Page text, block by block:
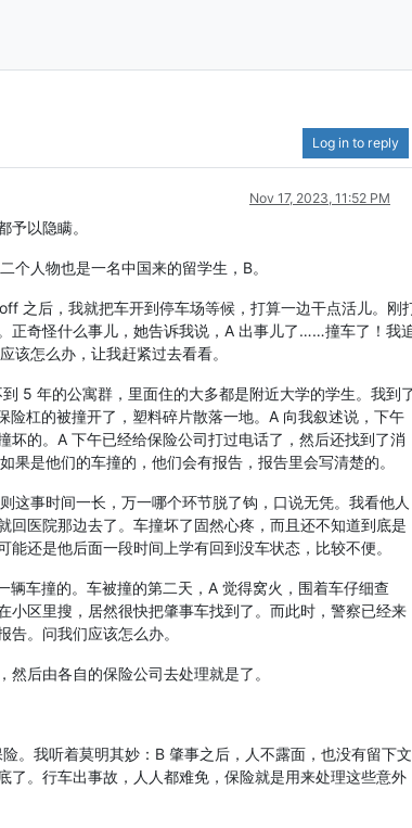
Log in to reply
Nov 17, 2023, 11:52 PM
以隐瞒。
个人物也是一名中国来的留学生，B。
之后，我就把车开到停车场等候，打算一边干点活儿。刚
正奇怪什么事儿，她告诉我说，A 出事儿了……撞车了！我
该怎么办，让我赶紧过去看看。
5 年的公寓群，里面住的大多都是附近大学的学生。我到
杠的被撞开了，塑料碎片散落一地。A 向我叙述说，下午
的。A 下午已经给保险公司打过电话了，然后还找到了消
是他们的车撞的，他们会有报告，报告里会写清楚的。
这事时间一长，万一哪个环节脱了钩，口说无凭。我看他人
医院那边去了。车撞坏了固然心疼，而且还不知道到底是
还是他后面一段时间上学有回到没车状态，比较不便。
车撞的。车被撞的第二天，A 觉得窝火，围着车仔细查
区里搜，居然很快把肇事车找到了。而此时，警察已经来
。问我们应该怎么办。
后由各自的保险公司去处理就是了。
。我听着莫明其妙：B 肇事之后，人不露面，也没有留下文
。行车出事故，人人都难免，保险就是用来处理这些意外